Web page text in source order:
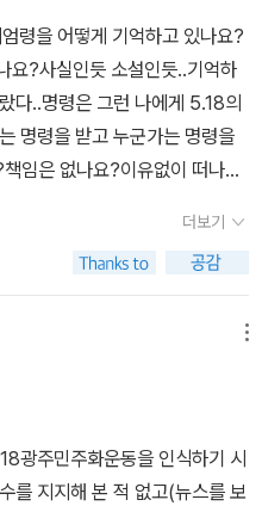
사를 배워야 한다]것을 깨달았
’ 비상계엄이 선포되었다가 국
게 현실로 일어날 수 있다니.믿
게 해제될 수 있었던 것은198
론인, 국회의원,군경들도 [명령]
것으로 불법 계엄을 무력하게
신에게 부끄럽지 않기 위해했
가슴 아픈 역사를 만났다.절
주길🙏#도서협찬#서평활동#
아픈역사#숭고한죽음#기억하
타그램#bookstargm#책추천
령을 어떻게 기억하고 있나요?
요?사실인듯 소설인듯..기억하
다..명령은 그런 나에게 5.18의
명령을 받고 누군가는 명령을
임은 없나요?이유없이 떠나간
설은 진짜 기사를 읽고 작가님
야기 16살 박기훈은 진짜 16살
이유없이 떠나간 수많은 희생자
..우리가 오래 오래 기억해 주
인것같다.. 5월이 지나기전 5.18
역사를 마주해본다..“인류가 저
대부분 명령이라는 이름 아래
더보기
광주민주화운동을 인식하기 시